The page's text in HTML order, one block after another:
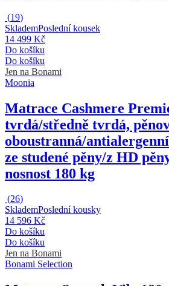
(19)
SklademPoslední kousek
14 499 Kč
Do košíku
Do košíku
Jen na Bonami
Moonia
Matrace Cashmere
tvrdá/středně tvrdá,
oboustranná/
ze studené pěny/z HD
nosnost 180 kg
(26)
SklademPoslední kousky
14 596 Kč
Do košíku
Do košíku
Jen na Bonami
Bonami Selection